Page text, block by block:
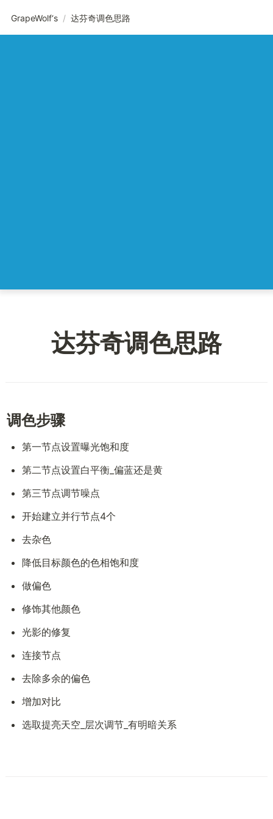
GrapeWolf‘s / 达芬奇调色思路
达芬奇调色思路
调色步骤
第一节点设置曝光饱和度
第二节点设置白平衡_偏蓝还是黄
第三节点调节噪点
开始建立并行节点4个
去杂色
降低目标颜色的色相饱和度
做偏色
修饰其他颜色
光影的修复
连接节点
去除多余的偏色
增加对比
选取提亮天空_层次调节_有明暗关系